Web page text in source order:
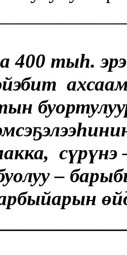
400 тыһ.
сүрүнэ
–